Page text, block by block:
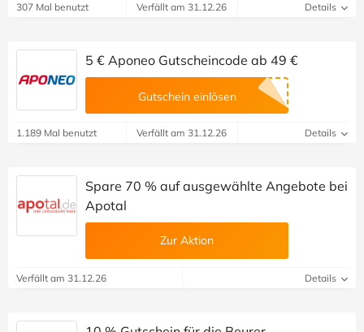
307 Mal benutzt Verfällt am 31.12.26 Details
5 € Aponeo Gutscheincode ab 49 €
Gutschein einlösen
1.189 Mal benutzt Verfällt am 31.12.26 Details
Spare 70 % auf ausgewählte Angebote bei
Apotal
Zur Aktion
Verfällt am 31.12.26 Details